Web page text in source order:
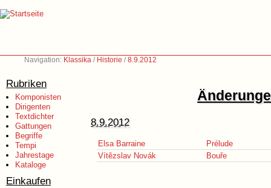
Navigation: Klassika / Historie /8.9.2012
Rubriken
Komponisten
Dirigenten
Textdichter
Gattungen
Begriffe
Tempi
Jahrestage
Kataloge
Einkaufen
8.9.2012
Elsa Barraine
Prélude
Vítězslav Novák
Bouře